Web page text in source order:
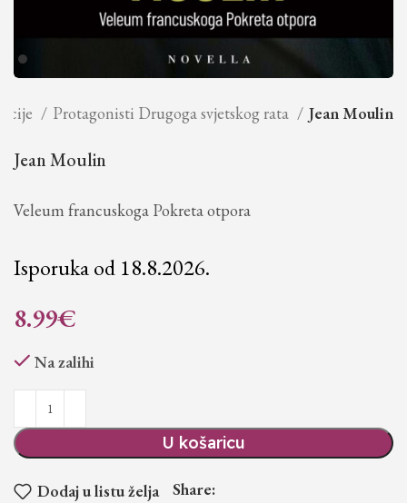
Protagonisti Drugoga svjetskog rata Jean Moulin
Jean Moulin
Veleum francuskoga Pokreta otpora
Isporuka od 18.8.2026.
8.99€
Na zalihi
U košaricu
Dodaj u listu želja Share: